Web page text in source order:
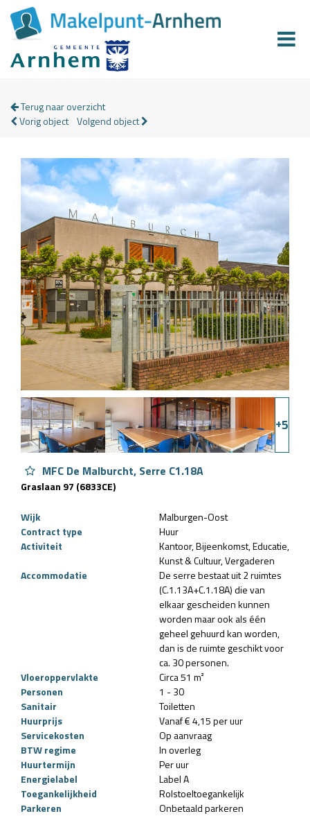
Terug naar overzicht
Vorig object Volgend object
+5
MFC De Malburcht, Serre C1.18A
Graslaan 97 (6833CE)
Wijk
Malburgen-Oost
Contract type
Huur
Activiteit
Kantoor Bijeenkomst Educatie
Kunst & Cultuur Vergaderen
Accommodatie
De serre bestaat uit 2 ruimtes
(C.1.13A+C.1.18A) die van
elkaar gescheiden kunnen
worden maar ook als één
geheel gehuurd kan worden,
dan is de ruimte geschikt voor
ca. 30 personen.
Vloeroppervlakte
Circa 51 m²
Personen
1 - 30
Sanitair
Toiletten
Huurprijs
Vanaf € 4,15 per uur
Servicekosten
Op aanvraag
BTW regime
In overleg
Huurtermijn
Per uur
Energielabel
Label A
Toegankelijkheid
Rolstoeltoegankelijk
Parkeren
Onbetaald parkeren